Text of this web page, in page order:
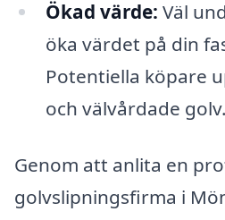
Ökad värde: Väl
öka värdet på din
Potentiella köpare
och välvårdade golv.
Genom att anlita en
golvslipningsfirma i